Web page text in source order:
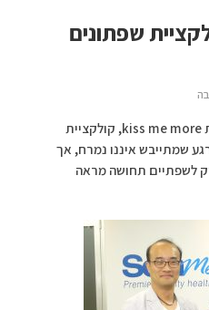
שפתונים
פלורמר משיקה את קולקציית kiss me more, קולקציית
שמתייבש איננו נמרח, אך
לשפתיים תחושה מראה